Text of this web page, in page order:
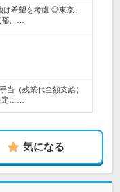
希望を考慮 ◎東京、
、…
当（残業代全額支給）
に…
気になる